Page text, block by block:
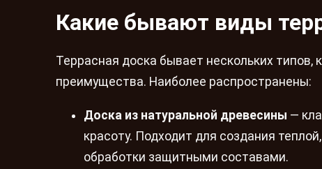
Какие бывают виды
Террасная доска бывает нескольких
преимущества. Наиболее распространены:
Доска из натуральной древесины —
красоту. Подходит для создания
обработки защитными составами.